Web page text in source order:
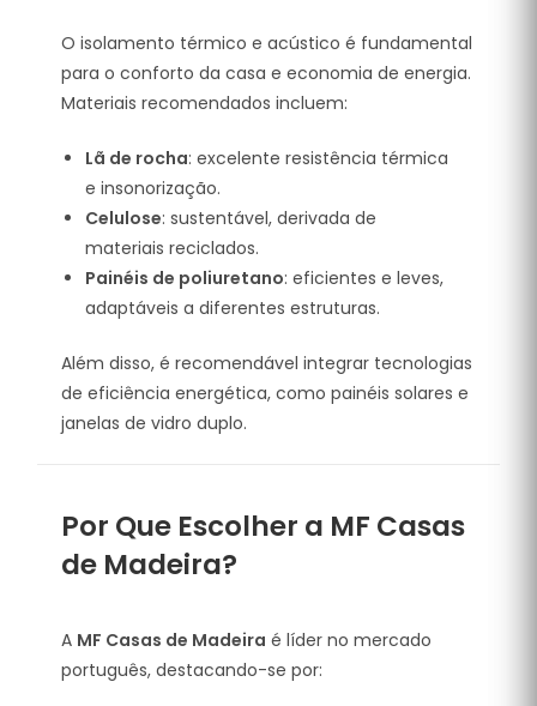
O isolamento térmico e acústico é fundamental
para o conforto da casa e economia de energia.
Materiais recomendados incluem:
Lã de rocha: excelente resistência térmica
e insonorização.
Celulose: sustentável, derivada de
materiais reciclados.
Painéis de poliuretano: eficientes e leves,
adaptáveis a diferentes estruturas.
Além disso, é recomendável integrar tecnologias
de eficiência energética, como painéis solares e
janelas de vidro duplo.
Por Que Escolher a MF Casas
de Madeira?
A MF Casas de Madeira é líder no mercado
português, destacando-se por: